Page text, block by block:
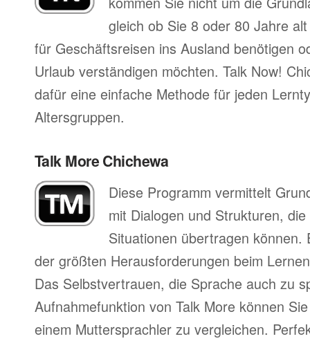
gleich ob Sie 8 oder 80 Jahre
für Geschäftsreisen ins Ausland benötigen
Urlaub verständigen möchten. Talk Now!
dafür eine einfache Methode für jeden
Altersgruppen.
Talk More Chichewa
Diese Programm vermittelt
mit Dialogen und Strukturen,
Situationen übertragen können.
der größten Herausforderungen beim
Das Selbstvertrauen, die Sprache auch zu
Aufnahmefunktion von Talk More können
einem Muttersprachler zu vergleichen.